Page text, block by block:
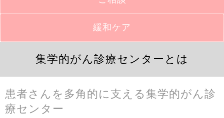
緩和ケア
集学的がん診療センターとは
患者さんを多角的に支える集学的がん診
療センター